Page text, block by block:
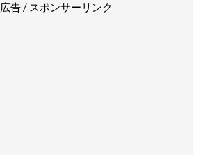
広告 / スポンサーリンク